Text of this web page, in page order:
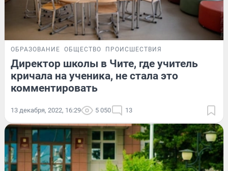
ОБРАЗОВАНИЕ ОБЩЕСТВО ПРОИСШЕСТВИЯ
Директор школы в Чите, где учитель
кричала на ученика, не стала это
комментировать
13 декабря, 2022, 16:29 5 050 13